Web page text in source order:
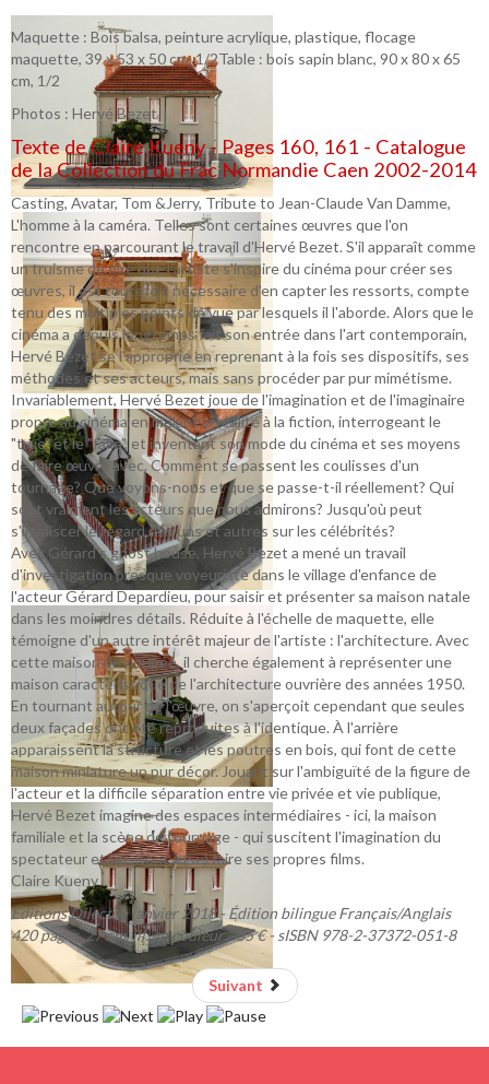
Maquette : Bois balsa, peinture acrylique, plastique, flocage
maquette, 39 x 53 x 50 cm, 1/2Table : bois sapin blanc, 90 x 80 x 65
cm, 1/2
Photos : Hervé Bezet
Texte de Claire Kueny - Pages 160, 161 - Catalogue
de la Collection du Frac Normandie Caen 2002-2014
Casting, Avatar, Tom &Jerry, Tribute to Jean-Claude Van Damme,
L'homme à la caméra. Telles sont certaines œuvres que l'on
rencontre en parcourant le travail d'Hervé Bezet. S'il apparaît comme
un truisme de dire que l'artiste s'inspire du cinéma pour créer ses
œuvres, il est toutefois nécessaire d'en capter les ressorts, compte
tenu des multiples points de vue par lesquels il l'aborde. Alors que le
cinéma a depuis longtemps fait son entrée dans l'art contemporain,
Hervé Bezet se l'approprie en reprenant à la fois ses dispositifs, ses
méthodes et ses acteurs, mais sans procéder par pur mimétisme.
Invariablement, Hervé Bezet joue de l'imagination et de l'imaginaire
propre au cinéma en mêlant la réalité à la fiction, interrogeant le
"true" et le "fake", et inventant son mode du cinéma et ses moyens
de faire œuvre avec. Comment se passent les coulisses d'un
tournage? Que voyons-nous et que se passe-t-il réellement? Qui
sont vraiment les acteurs que nous admirons? Jusqu'où peut
s'immiscer le regard des uns et autres sur les célébrités?
Avec Gérard's ghost house, Hervé Bezet a mené un travail
d'investigation presque voyeuriste dans le village d'enfance de
l'acteur Gérard Depardieu, pour saisir et présenter sa maison natale
dans les moindres détails. Réduite à l'échelle de maquette, elle
témoigne d'un autre intérêt majeur de l'artiste : l'architecture. Avec
cette maison de poupée, il cherche également à représenter une
maison caractéristique de l'architecture ouvrière des années 1950.
En tournant autour de l'œuvre, on s'aperçoit cependant que seules
deux façades ont été reproduites à l'identique. À l'arrière
apparaissent la structure et les poutres en bois, qui font de cette
maison miniature un pur décor. Jouant sur l'ambiguïté de la figure de
l'acteur et la difficile séparation entre vie privée et vie publique,
Hervé Bezet imagine des espaces intermédiaires - ici, la maison
familiale et la scène de tournage - qui suscitent l'imagination du
spectateur et l'invitent à (se) faire ses propres films.
Claire Kueny
Éditions Dilecta - janvier 2018 - Édition bilingue Français/Anglais
420 pages, 27 cm, ill. en couleur - 35 € - sISBN 978-2-37372-051-8
Suivant